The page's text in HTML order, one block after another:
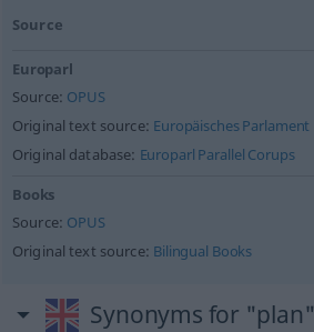
Source
Europarl
Source: OPUS
Original text source: Europäisches Parlament
Original database: Europarl Parallel Corups
Books
Source: OPUS
Original text source: Bilingual Books
Synonyms for "plan"